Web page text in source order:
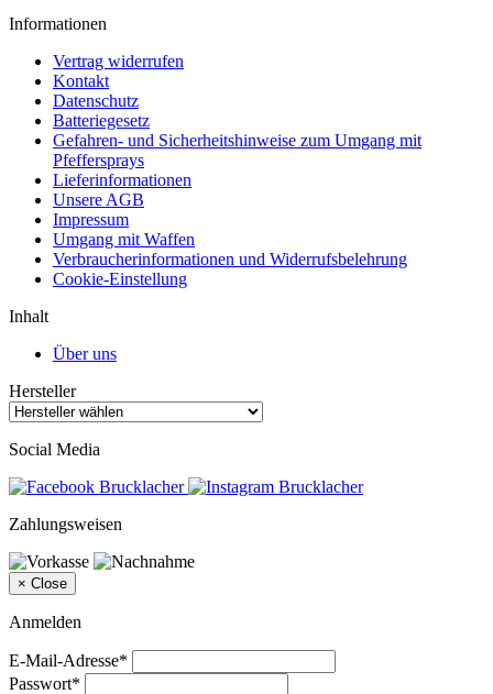
Informationen
Vertrag widerrufen
Kontakt
Datenschutz
Batteriegesetz
Gefahren- und Sicherheitshinweise zum Umgang mit
Pfeffersprays
Lieferinformationen
Unsere AGB
Impressum
Umgang mit Waffen
Verbraucherinformationen und Widerrufsbelehrung
Cookie-Einstellung
Inhalt
Über uns
Hersteller
Social Media
Zahlungsweisen
× Close
Anmelden
E-Mail-Adresse*
Passwort*